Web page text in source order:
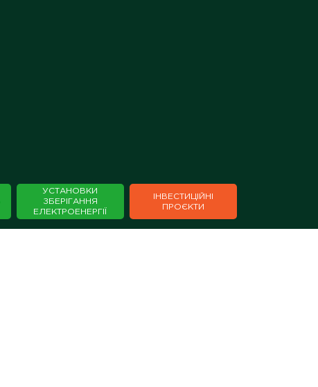
УСТАНОВКИ
ЗБЕРІГАННЯ
ЕЛЕКТРОЕНЕРГІЇ
ІНВЕСТИЦІЙНІ
⁣⁣⁣⁣ПРОЄКТИ